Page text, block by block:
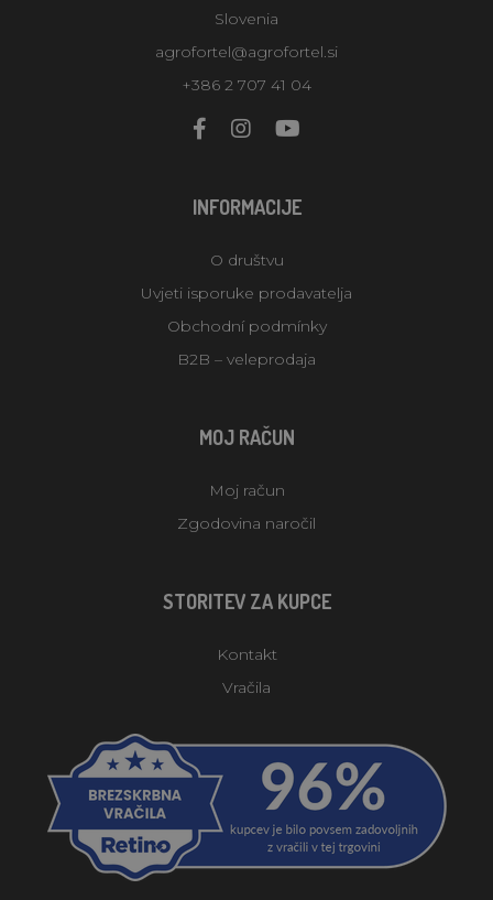
Slovenia
agrofortel@agrofortel.si
+386 2 707 41 04
INFORMACIJE
O društvu
Uvjeti isporuke prodavatelja
Obchodní podmínky
B2B – veleprodaja
MOJ RAČUN
Moj račun
Zgodovina naročil
STORITEV ZA KUPCE
Kontakt
Vračila